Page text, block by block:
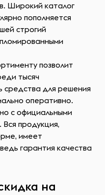
Широкий каталог
пополняется
строгий
позволит
тысяч
средства для решения
оперативно.
с официальными
продукция,
имеет
гарантия качества
на